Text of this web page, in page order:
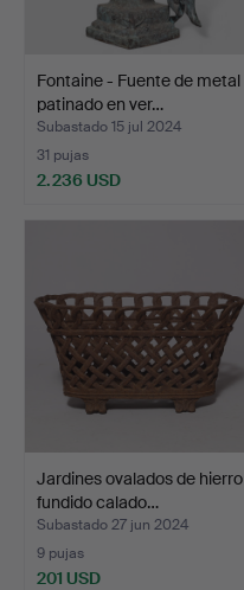
Fontaine - Fuente de metal
patinado en ver…
Subastado 15 jul 2024
31 pujas
2.236 USD
Jardines ovalados de hierro
fundido calado…
Subastado 27 jun 2024
9 pujas
201 USD